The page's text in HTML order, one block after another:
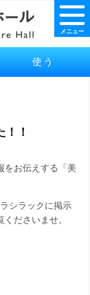
使う
メニュー
！
をお伝えする「美
シラックに掲示
ださいませ。